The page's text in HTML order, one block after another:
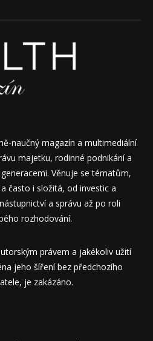
naučný magazín a multimediální
majetku, rodinné podnikání a
Věnuje se tématům,
často i složitá, od investic a
a správu až po roli
rozhodování.
právem a jakékoliv užití
jeho šíření bez předchozího
je zakázáno.